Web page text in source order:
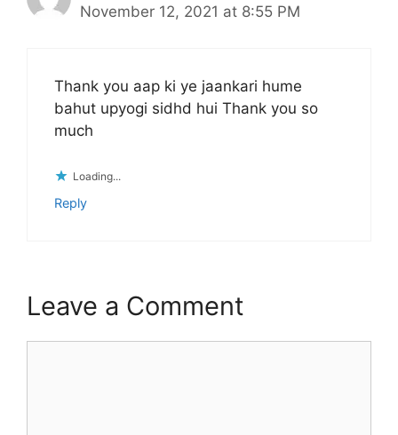
November 12, 2021 at 8:55 PM
Thank you aap ki ye jaankari hume
bahut upyogi sidhd hui Thank you so
much
Loading...
Reply
Leave a Comment